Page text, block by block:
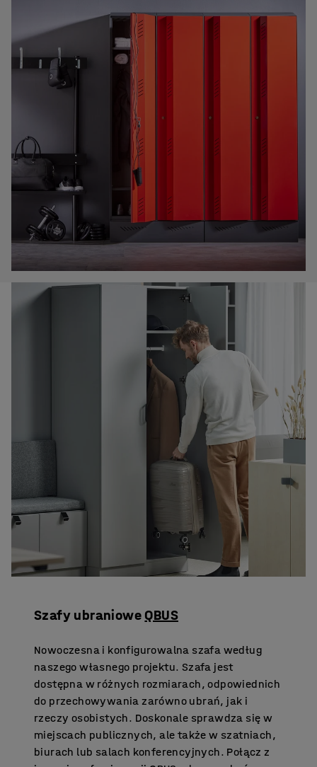
Szafy ubraniowe QBUS
Nowoczesna i konfigurowalna szafa według
naszego własnego projektu. Szafa jest
dostępna w różnych rozmiarach, odpowiednich
do przechowywania zarówno ubrań, jak i
rzeczy osobistych. Doskonale sprawdza się w
miejscach publicznych, ale także w szatniach,
biurach lub salach konferencyjnych. Połącz z